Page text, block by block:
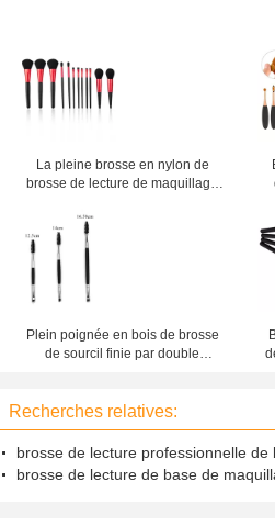
La pleine brosse en nylon de
brosse de lecture de maquillage
matérielle adoucissent le contact
Plein poignée en bois de brosse
de sourcil finie par double
Recherches relatives:
brosse de lecture professionnelle de
brosse de lecture de base de